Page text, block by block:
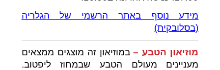
מידע נוסף באתר הרשמי של הגלריה
(בסלובקית)
מוזיאון הטבע –במוזיאון זה מוצגים ממצאים
מעניינים מעולם הטבע שבמחוז ליפטוב.